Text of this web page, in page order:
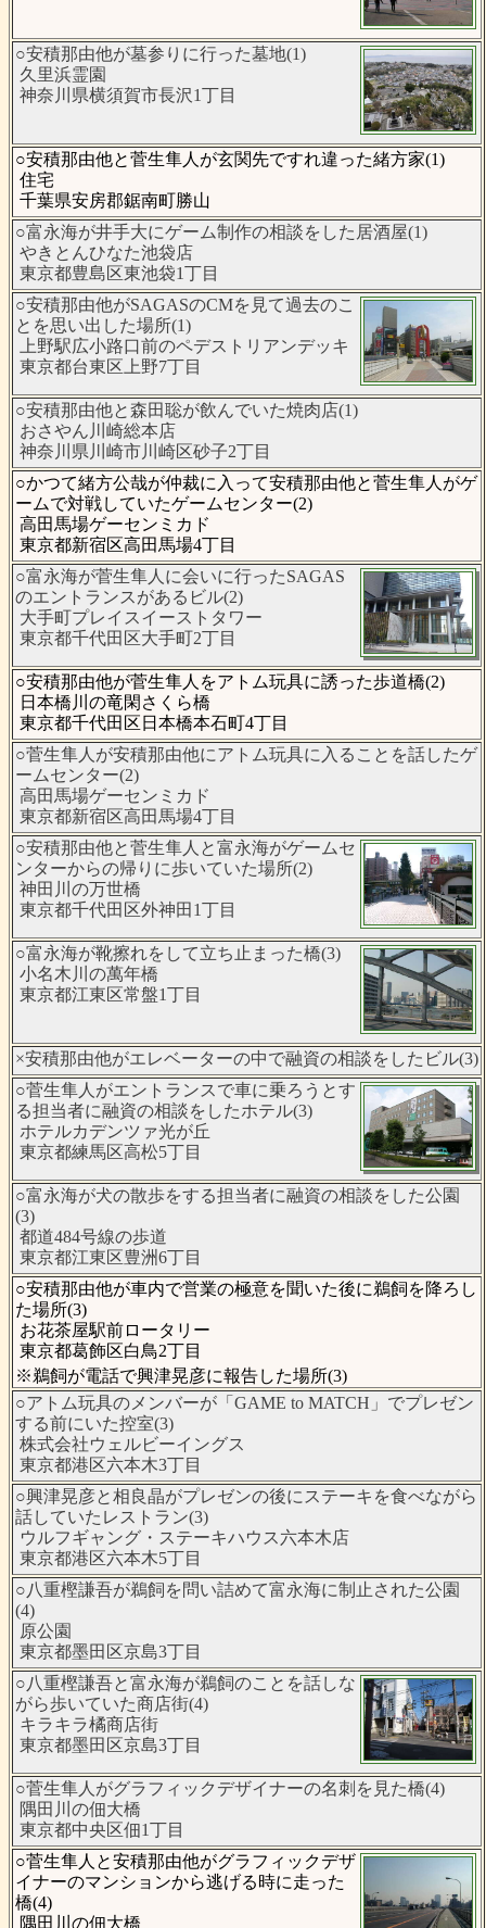
○安積那由他が墓参りに行った墓地(1)
久里浜霊園
神奈川県横須賀市長沢1丁目
○安積那由他と菅生隼人が玄関先ですれ違った緒方家(1)
住宅
千葉県安房郡鋸南町勝山
○富永海が井手大にゲーム制作の相談をした居酒屋(1)
やきとんひなた池袋店
東京都豊島区東池袋1丁目
○安積那由他がSAGASのCMを見て過去のこ
とを思い出した場所(1)
上野駅広小路口前のペデストリアンデッキ
東京都台東区上野7丁目
○安積那由他と森田聡が飲んでいた焼肉店(1)
おさやん川崎総本店
神奈川県川崎市川崎区砂子2丁目
○かつて緒方公哉が仲裁に入って安積那由他と菅生隼人がゲ
ームで対戦していたゲームセンター(2)
高田馬場ゲーセンミカド
東京都新宿区高田馬場4丁目
○富永海が菅生隼人に会いに行ったSAGAS
のエントランスがあるビル(2)
大手町プレイスイーストタワー
東京都千代田区大手町2丁目
○安積那由他が菅生隼人をアトム玩具に誘った歩道橋(2)
日本橋川の竜閑さくら橋
東京都千代田区日本橋本石町4丁目
○菅生隼人が安積那由他にアトム玩具に入ることを話したゲ
ームセンター(2)
高田馬場ゲーセンミカド
東京都新宿区高田馬場4丁目
○安積那由他と菅生隼人と富永海がゲームセ
ンターからの帰りに歩いていた場所(2)
神田川の万世橋
東京都千代田区外神田1丁目
○富永海が靴擦れをして立ち止まった橋(3)
小名木川の萬年橋
東京都江東区常盤1丁目
×安積那由他がエレベーターの中で融資の相談をしたビル(3)
○菅生隼人がエントランスで車に乗ろうとす
る担当者に融資の相談をしたホテル(3)
ホテルカデンツァ光が丘
東京都練馬区高松5丁目
○富永海が犬の散歩をする担当者に融資の相談をした公園
(3)
都道484号線の歩道
東京都江東区豊洲6丁目
○安積那由他が車内で営業の極意を聞いた後に鵜飼を降ろし
た場所(3)
お花茶屋駅前ロータリー
東京都葛飾区白鳥2丁目
※鵜飼が電話で興津晃彦に報告した場所(3)
○アトム玩具のメンバーが「GAME to MATCH」でプレゼン
する前にいた控室(3)
株式会社ウェルビーイングス
東京都港区六本木3丁目
○興津晃彦と相良晶がプレゼンの後にステーキを食べながら
話していたレストラン(3)
ウルフギャング・ステーキハウス六本木店
東京都港区六本木5丁目
○八重樫謙吾が鵜飼を問い詰めて富永海に制止された公園
(4)
原公園
東京都墨田区京島3丁目
○八重樫謙吾と富永海が鵜飼のことを話しな
がら歩いていた商店街(4)
キラキラ橘商店街
東京都墨田区京島3丁目
○菅生隼人がグラフィックデザイナーの名刺を見た橋(4)
隅田川の佃大橋
東京都中央区佃1丁目
○菅生隼人と安積那由他がグラフィックデザ
イナーのマンションから逃げる時に走った
橋(4)
隅田川の佃大橋